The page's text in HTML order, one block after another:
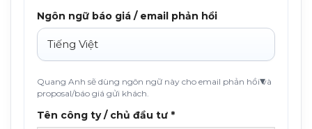
Ngôn ngữ báo giá / email phản hồi
Quang Anh sẽ dùng ngôn ngữ này cho email phản hồi và
proposal/báo giá gửi khách.
Tên công ty / chủ đầu tư *